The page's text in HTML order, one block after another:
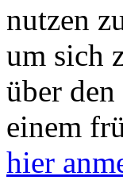
nutzen
um sich
über
einem
hier